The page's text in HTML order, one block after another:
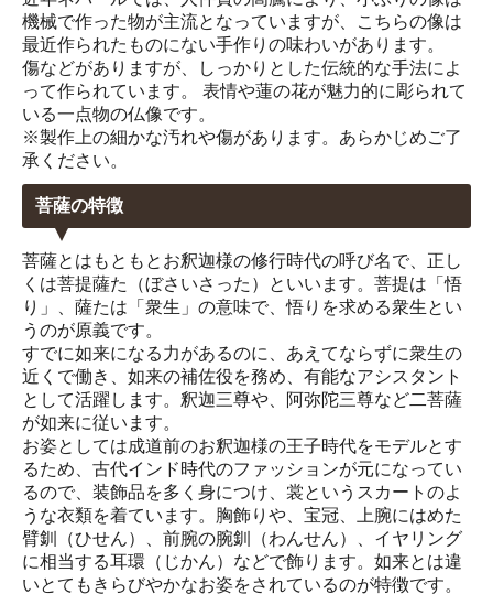
機械で作った物が主流となっていますが、こちらの像は
最近作られたものにない手作りの味わいがあります。
傷などがありますが、しっかりとした伝統的な手法によ
って作られています。 表情や蓮の花が魅力的に彫られて
いる一点物の仏像です。
※製作上の細かな汚れや傷があります。あらかじめご了
承ください。
菩薩の特徴
菩薩とはもともとお釈迦様の修行時代の呼び名で、正し
くは菩提薩た（ぼさいさった）といいます。菩提は「悟
り」、薩たは「衆生」の意味で、悟りを求める衆生とい
うのが原義です。
すでに如来になる力があるのに、あえてならずに衆生の
近くで働き、如来の補佐役を務め、有能なアシスタント
として活躍します。釈迦三尊や、阿弥陀三尊など二菩薩
が如来に従います。
お姿としては成道前のお釈迦様の王子時代をモデルとす
るため、古代インド時代のファッションが元になってい
るので、装飾品を多く身につけ、裳というスカートのよ
うな衣類を着ています。胸飾りや、宝冠、上腕にはめた
臂釧（ひせん）、前腕の腕釧（わんせん）、イヤリング
に相当する耳環（じかん）などで飾ります。如来とは違
いとてもきらびやかなお姿をされているのが特徴です。